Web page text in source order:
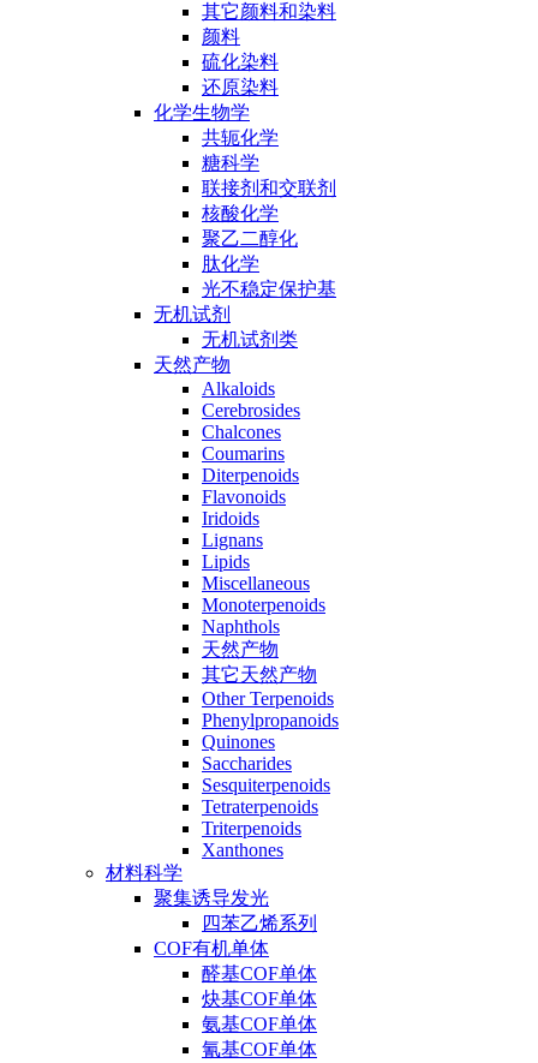
其它颜料和染料
颜料
硫化染料
还原染料
化学生物学
共轭化学
糖科学
联接剂和交联剂
核酸化学
聚乙二醇化
肽化学
光不稳定保护基
无机试剂
无机试剂类
天然产物
Alkaloids
Cerebrosides
Chalcones
Coumarins
Diterpenoids
Flavonoids
Iridoids
Lignans
Lipids
Miscellaneous
Monoterpenoids
Naphthols
天然产物
其它天然产物
Other Terpenoids
Phenylpropanoids
Quinones
Saccharides
Sesquiterpenoids
Tetraterpenoids
Triterpenoids
Xanthones
材料科学
聚集诱导发光
四苯乙烯系列
COF有机单体
醛基COF单体
炔基COF单体
氨基COF单体
氰基COF单体